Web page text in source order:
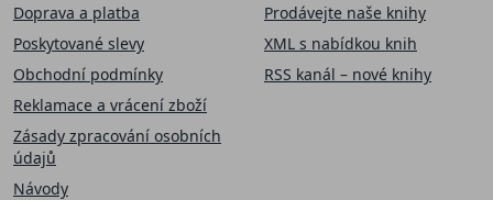
Doprava a platba
Poskytované slevy
Obchodní podmínky
Reklamace a vrácení zboží
Zásady zpracování osobních
údajů
Návody
Prodávejte naše knihy
XML s nabídkou knih
RSS kanál – nové knihy